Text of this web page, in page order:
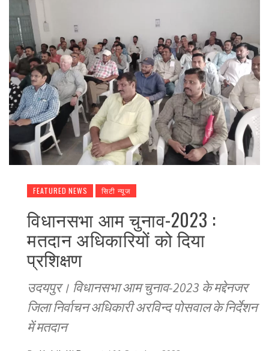
FEATURED NEWS सिटी न्यूज
विधानसभा आम चुनाव-2023 :
मतदान अधिकारियों को दिया
प्रशिक्षण
उदयपुर। विधानसभा आम चुनाव-2023 के मद्देनजर
जिला निर्वाचन अधिकारी अरविन्द पोसवाल के निर्देशन
में मतदान